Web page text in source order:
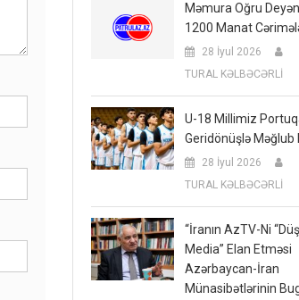
Məmura Oğru
1200 Manat
28 İyul 2026
TURAL KƏLBƏCƏRLİ
U-18 Millimiz
Geridönüşlə Məğlub
28 İyul 2026
TURAL KƏLBƏCƏRLİ
“İranın AzTV-Ni
Media” Elan Etməsi
Azərbaycan-İran
Münasibətlərinin